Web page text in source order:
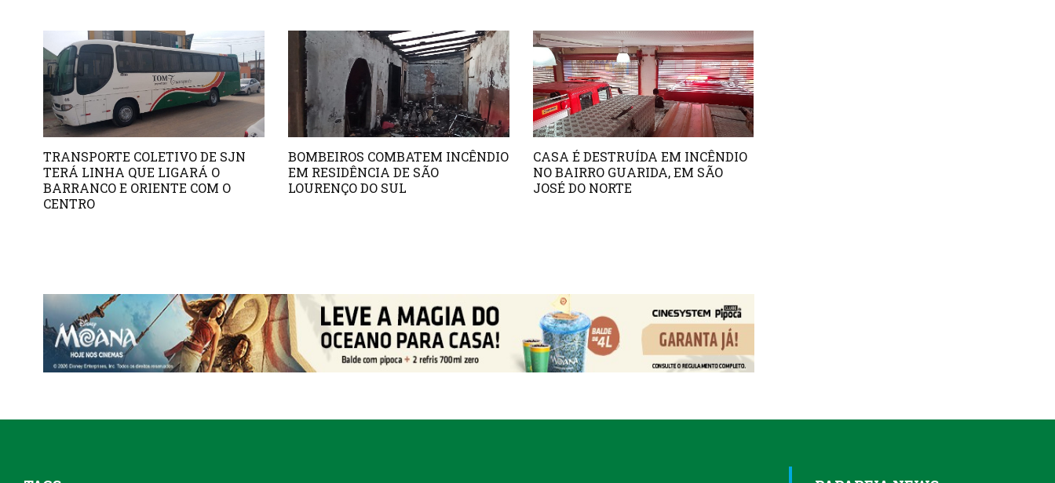
TRANSPORTE COLETIVO DE SJN
TERÁ LINHA QUE LIGARÁ O
BARRANCO E ORIENTE COM O
CENTRO
BOMBEIROS COMBATEM INCÊNDIO
EM RESIDÊNCIA DE SÃO
LOURENÇO DO SUL
CASA É DESTRUÍDA EM INCÊNDIO
NO BAIRRO GUARIDA, EM SÃO
JOSÉ DO NORTE